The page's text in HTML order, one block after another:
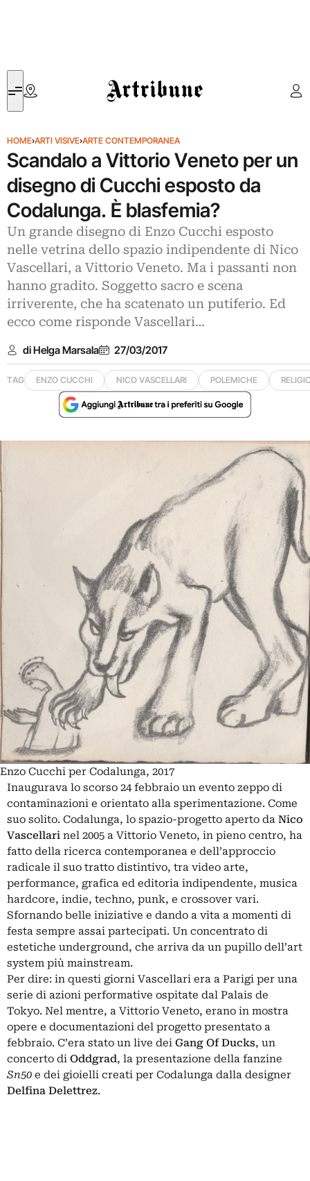
Artribune
HOME›ARTI VISIVE›ARTE CONTEMPORANEA
Scandalo a Vittorio Veneto per un
disegno di Cucchi esposto da
Codalunga. È blasfemia?
Un grande disegno di Enzo Cucchi esposto
nelle vetrina dello spazio indipendente di Nico
Vascellari, a Vittorio Veneto. Ma i passanti non
hanno gradito. Soggetto sacro e scena
irriverente, che ha scatenato un putiferio. Ed
ecco come risponde Vascellari…
di Helga Marsala 27/03/2017
TAG ENZO CUCCHI NICO VASCELLARI POLEMICHE
Enzo Cucchi per Codalunga, 2017
Inaugurava lo scorso 24 febbraio un evento zeppo di
contaminazioni e orientato alla sperimentazione. Come
suo solito. Codalunga, lo spazio-progetto aperto da Nico
Vascellari nel 2005 a Vittorio Veneto, in pieno centro, ha
fatto della ricerca contemporanea e dell’approccio
radicale il suo tratto distintivo, tra video arte,
performance, grafica ed editoria indipendente, musica
hardcore, indie, techno, punk, e crossover vari.
Sfornando belle iniziative e dando a vita a momenti di
festa sempre assai partecipati. Un concentrato di
estetiche underground, che arriva da un pupillo dell’art
system più mainstream.
Per dire: in questi giorni Vascellari era a Parigi per una
serie di azioni performative ospitate dal Palais de
Tokyo. Nel mentre, a Vittorio Veneto, erano in mostra
opere e documentazioni del progetto presentato a
febbraio. C’era stato un live dei Gang Of Ducks, un
concerto di Oddgrad, la presentazione della fanzine
Sn50 e dei gioielli creati per Codalunga dalla designer
Delfina Delettrez.